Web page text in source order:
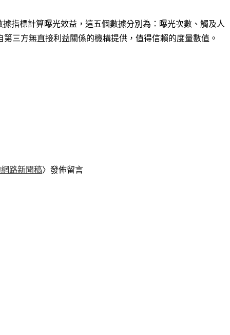
指標計算曝光效益，這五個數據分別為：曝光次數、觸及人
三方無直接利益關係的機構提供，值得信賴的度量數值。
路新聞稿〉發佈留言